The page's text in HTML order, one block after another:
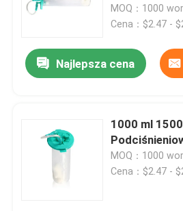
MOQ：1000
Cena：$2.47 -
Najlepsza cena
1000 ml
MOQ：1000
Cena：$2.47 -